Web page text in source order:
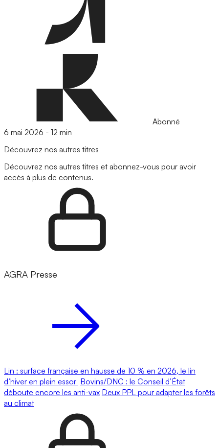
Abonné
6 mai 2026 - 12 min
Découvrez nos autres titres
Découvrez nos autres titres et abonnez-vous pour avoir
accès à plus de contenus.
AGRA Presse
Lin : surface française en hausse de 10 % en 2026, le lin
d’hiver en plein essor Bovins/DNC : le Conseil d’État
déboute encore les anti-vax Deux PPL pour adapter les forêts
au climat